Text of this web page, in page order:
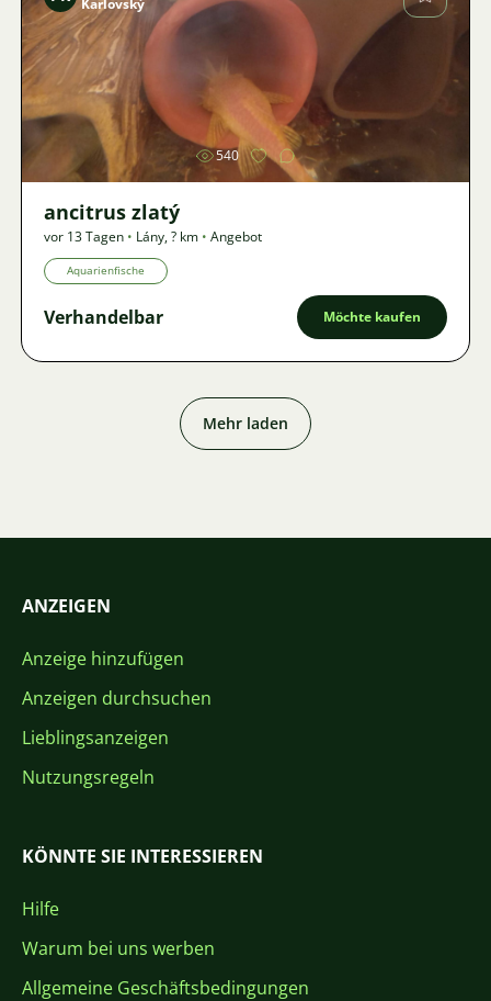
Bild
Karlovský
540
ancitrus zlatý
vor 13 Tagen • Lány,? km • Angebot
Aquarienfische
Verhandelbar Möchte kaufen
Mehr laden
ANZEIGEN
Anzeige hinzufügen
Anzeigen durchsuchen
Lieblingsanzeigen
Nutzungsregeln
KÖNNTE SIE INTERESSIEREN
Hilfe
Warum bei uns werben
Allgemeine Geschäftsbedingungen